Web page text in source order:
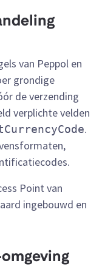
van Peppol en
grondige
de verzending
verplichte velden
.
Point van
ingebouwd en